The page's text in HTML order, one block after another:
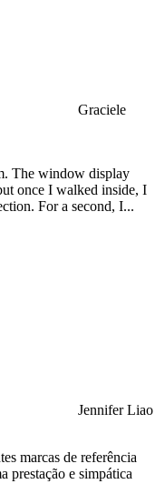
Graciele
The window display
once I walked inside, I
For a second, I...
Jennifer Liao
marcas de referência
prestação e simpática